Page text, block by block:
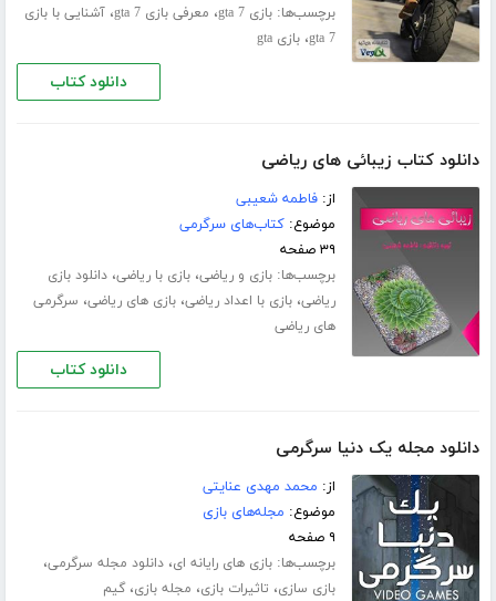
برچسب‌ها:بازی gta 7 ، معرفی بازی gta 7 ،آشنایی با بازی
gta 7،بازی gta
دانلود کتاب
دانلود کتاب زیبائی های ریاضی
از:فاطمه شعیبی
موضوع:کتاب‌های سرگرمی
۳۹ صفحه
برچسب‌ها:بازی و ریاضی،بازی با ریاضی،دانلود بازی
ریاضی،بازی با اعداد ریاضی،بازی های ریاضی، سرگرمی
های ریاضی
دانلود کتاب
دانلود مجله یک دنیا سرگرمی
از: محمد مهدی عنایتی
موضوع: مجله‌های بازی
۹ صفحه
برچسب‌ها:بازی های رایانه ای،دانلود مجله سرگرمی،
بازی سازی، تاثیرات بازی، مجله بازی،گیم